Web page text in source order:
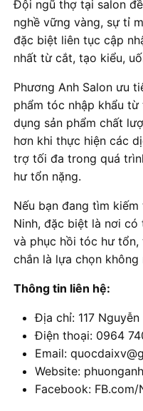
Đội ngũ thợ tại salon
nghề vững vàng, sự tỉ
đặc biệt liên tục cập
nhất từ cắt, tạo kiểu,
Phương Anh Salon ưu
phẩm tóc nhập khẩu
dụng sản phẩm chất
hơn khi thực hiện các
trợ tối đa trong quá
hư tổn nặng.
Nếu bạn đang tìm
Ninh, đặc biệt là nơi
và phục hồi tóc hư tổn,
chắn là lựa chọn không
Thông tin liên hệ:
Địa chỉ: 117
Điện thoại: 0964
Email:
Website:
Facebook: